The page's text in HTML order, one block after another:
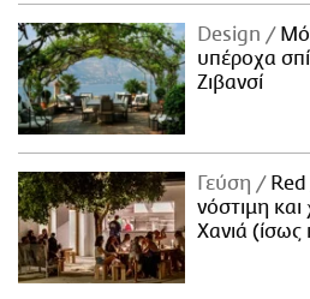
Design
υπέροχα
Ζιβανσί
Γεύση
Red
νόστιμη
Χανιά (ίσως